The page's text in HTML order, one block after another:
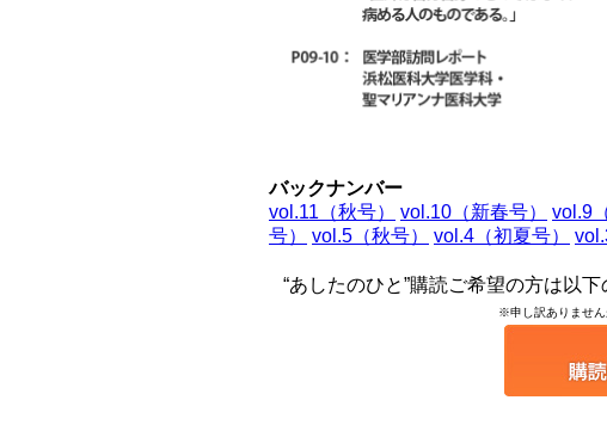
バックナンバー
vol.11（秋号）
vol.10（新春号） vol.9
号）
vol.5（秋号） vol.4（初夏号）
“あしたのひと”購読ご希望の方は以
※申し訳ありませ